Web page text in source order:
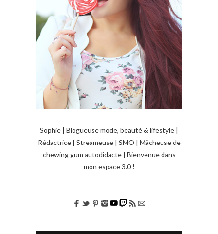
Sophie | Blogueuse mode, beauté & lifestyle |
Rédactrice | Streameuse | SMO | Mâcheuse de
chewing gum autodidacte | Bienvenue dans
mon espace 3.0 !